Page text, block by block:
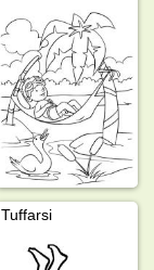
Tuffarsi